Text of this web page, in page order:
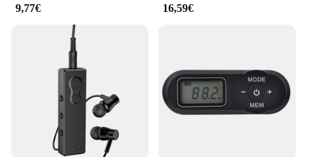
9,77€ 16,59€